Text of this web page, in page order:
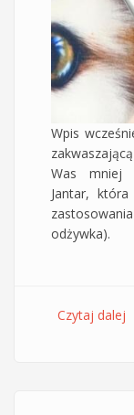
Wpis
Was mniej
Jantar,
odżywka).
Czytaj dalej